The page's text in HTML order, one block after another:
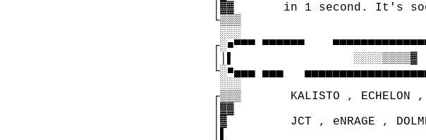
│▓▓       in 1 second. It's
  └▒▒▒
   ░░░
┌░■▀▀▀ ▀▀▀▀▀▀
││▌                 ░░░░▒▒▒▒▓
└░■▄▄▄ ▄▄▄
   ░░░
┌▒▒▒       KALISTO , ECHELON
  │▓▓
│▓         JCT , eNRAGE ,